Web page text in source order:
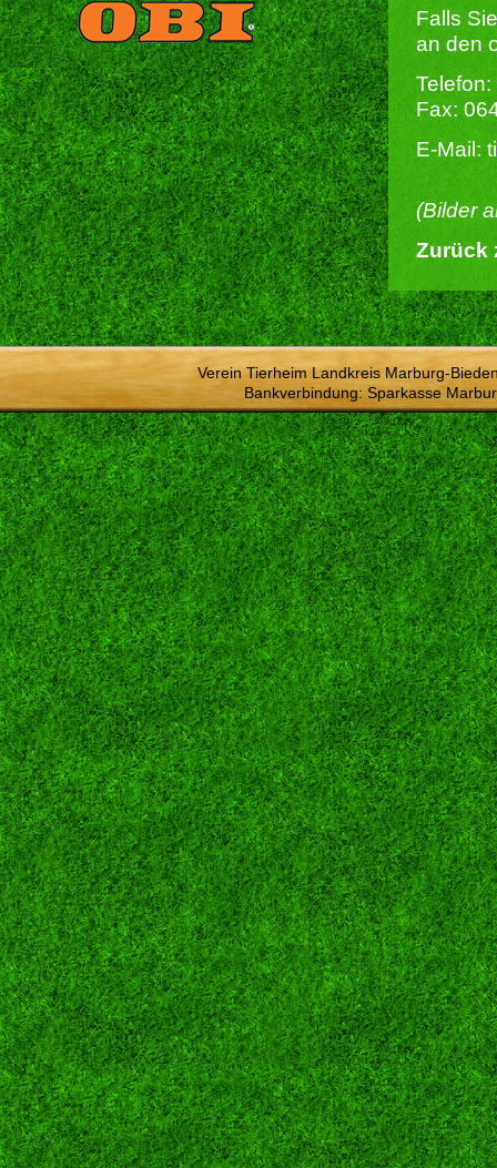
Falls
an den
Fax:
E-Mail:
(Bilder
Zurück
Verein Tierheim Landkreis Marburg-
Bankverbindung: Sparkasse